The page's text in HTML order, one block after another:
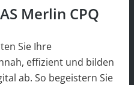
Merlin CPQ
Sie Ihre
effizient und bilden
ab. So begeistern Sie